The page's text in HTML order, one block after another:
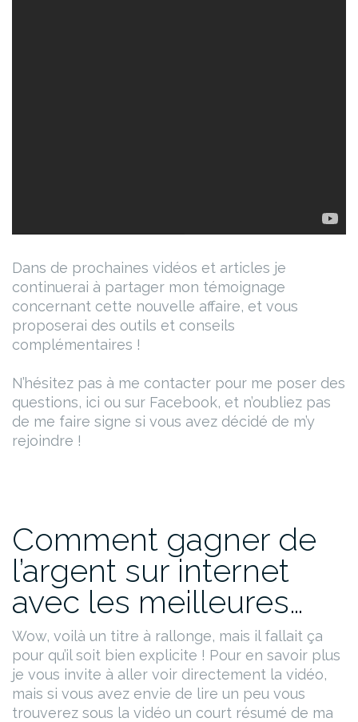
Dans de prochaines vidéos et articles je
continuerai à partager mon témoignage
concernant cette nouvelle affaire, et vous
proposerai des outils et conseils
complémentaires !
N’hésitez pas à me contacter pour me poser des
questions, ici ou sur Facebook, et n’oubliez pas
de me faire signe si vous avez décidé de m’y
rejoindre !
Comment gagner de
l’argent sur internet
avec les meilleures…
Wow, voilà un titre à rallonge, mais il fallait ça
pour qu’il soit bien explicite ! Pour en savoir plus
je vous invite à aller voir directement la vidéo,
mais si vous avez envie de lire un peu vous
trouverez sous la vidéo un court résumé de ma